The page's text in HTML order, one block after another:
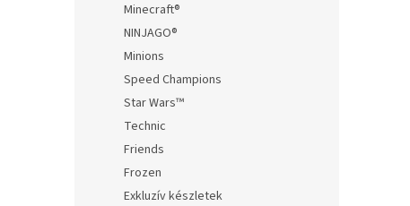
Minecraft®
NINJAGO®
Minions
Speed Champions
Star Wars™
Technic
Friends
Frozen
Exkluzív készletek